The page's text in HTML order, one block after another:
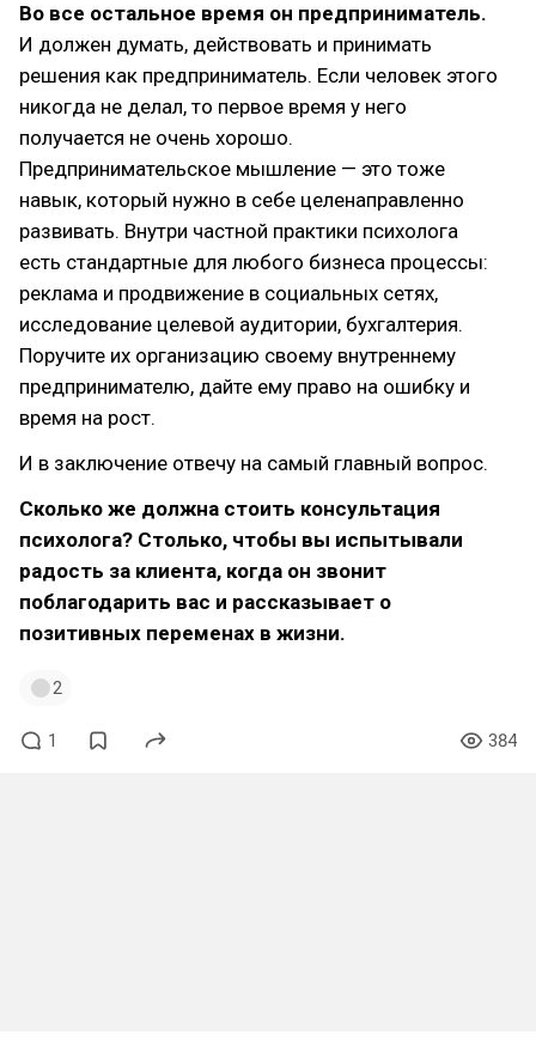
Во все остальное время он предприниматель.
И должен думать, действовать и принимать
решения как предприниматель. Если человек этого
никогда не делал, то первое время у него
получается не очень хорошо.
Предпринимательское мышление — это тоже
навык, который нужно в себе целенаправленно
развивать. Внутри частной практики психолога
есть стандартные для любого бизнеса процессы:
реклама и продвижение в социальных сетях,
исследование целевой аудитории, бухгалтерия.
Поручите их организацию своему внутреннему
предпринимателю, дайте ему право на ошибку и
время на рост.
И в заключение отвечу на самый главный вопрос.
Сколько же должна стоить консультация
психолога? Столько, чтобы вы испытывали
радость за клиента, когда он звонит
поблагодарить вас и рассказывает о
позитивных переменах в жизни.
2
1 384